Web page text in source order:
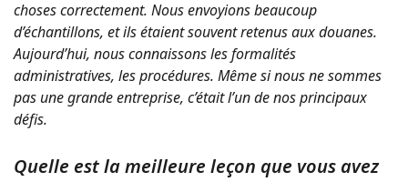
choses correctement. Nous envoyions beaucoup
d’échantillons, et ils étaient souvent retenus aux douanes.
Aujourd’hui, nous connaissons les formalités
administratives, les procédures. Même si nous ne sommes
pas une grande entreprise, c’était l’un de nos principaux
défis.
Quelle est la meilleure leçon que vous avez